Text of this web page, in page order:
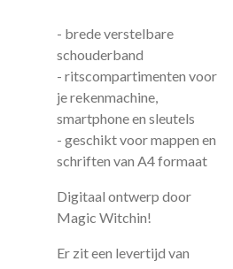
- brede verstelbare
schouderband
- ritscompartimenten voor
je rekenmachine,
smartphone en sleutels
- geschikt voor mappen en
schriften van A4 formaat
Digitaal ontwerp door
Magic Witchin!
Er zit een levertijd van